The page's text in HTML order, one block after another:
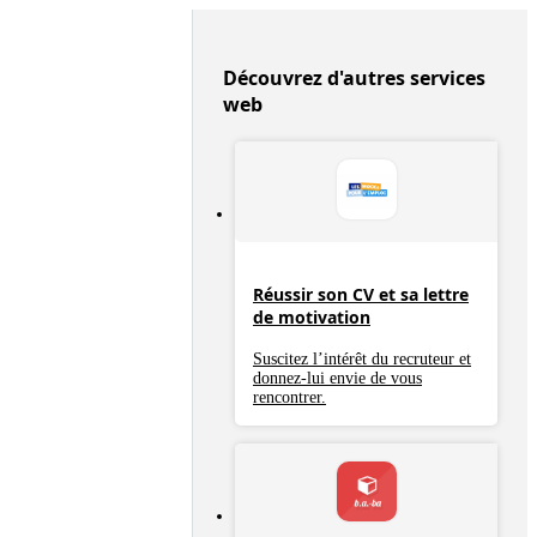
Découvrez d'autres services
web
Réussir son CV et sa lettre
de motivation
Suscitez l’intérêt du recruteur et
donnez-lui envie de vous
rencontrer.